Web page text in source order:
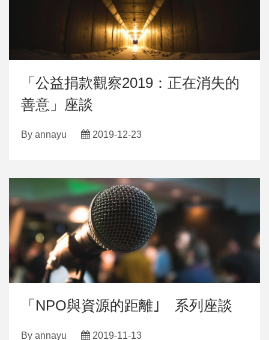
「公益捐款觀察2019：正在消失的
善意」座談
By annayu 2019-12-23
「NPO與資源的距離｣ 系列座談
By annayu 2019-11-13